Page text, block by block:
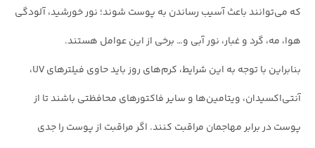
که می‌توانند باعث آسیب رساندن به پوست شوند؛ نور خورشید، آلودگی
هوا، مه، گرد و غبار، نور آبی و… برخی از این عوامل هستند.
بنابراین با توجه به این شرایط، کرم‌های روز باید حاوی فیلترهای UV،
آنتی‌اکسیدان، ویتامین‌ها و سایر فاکتورهای محافظتی باشند تا از
پوست در برابر مهاجمان مراقبت کنند. اگر مراقبت از پوست را جدی